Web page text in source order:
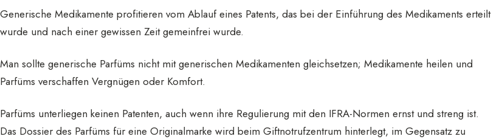
Generische Medikamente profitieren vom Ablauf eines Patents, das bei der Einführung des Medikaments erteilt
wurde und nach einer gewissen Zeit gemeinfrei wurde.
Man sollte generische Parfüms nicht mit generischen Medikamenten gleichsetzen; Medikamente heilen und
Parfüms verschaffen Vergnügen oder Komfort.
Parfüms unterliegen keinen Patenten, auch wenn ihre Regulierung mit den IFRA-Normen ernst und streng ist.
Das Dossier des Parfüms für eine Originalmarke wird beim Giftnotrufzentrum hinterlegt, im Gegensatz zu